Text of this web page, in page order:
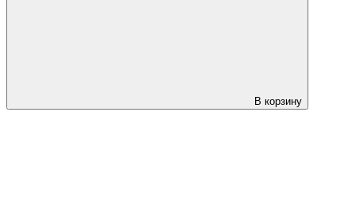
В корзину